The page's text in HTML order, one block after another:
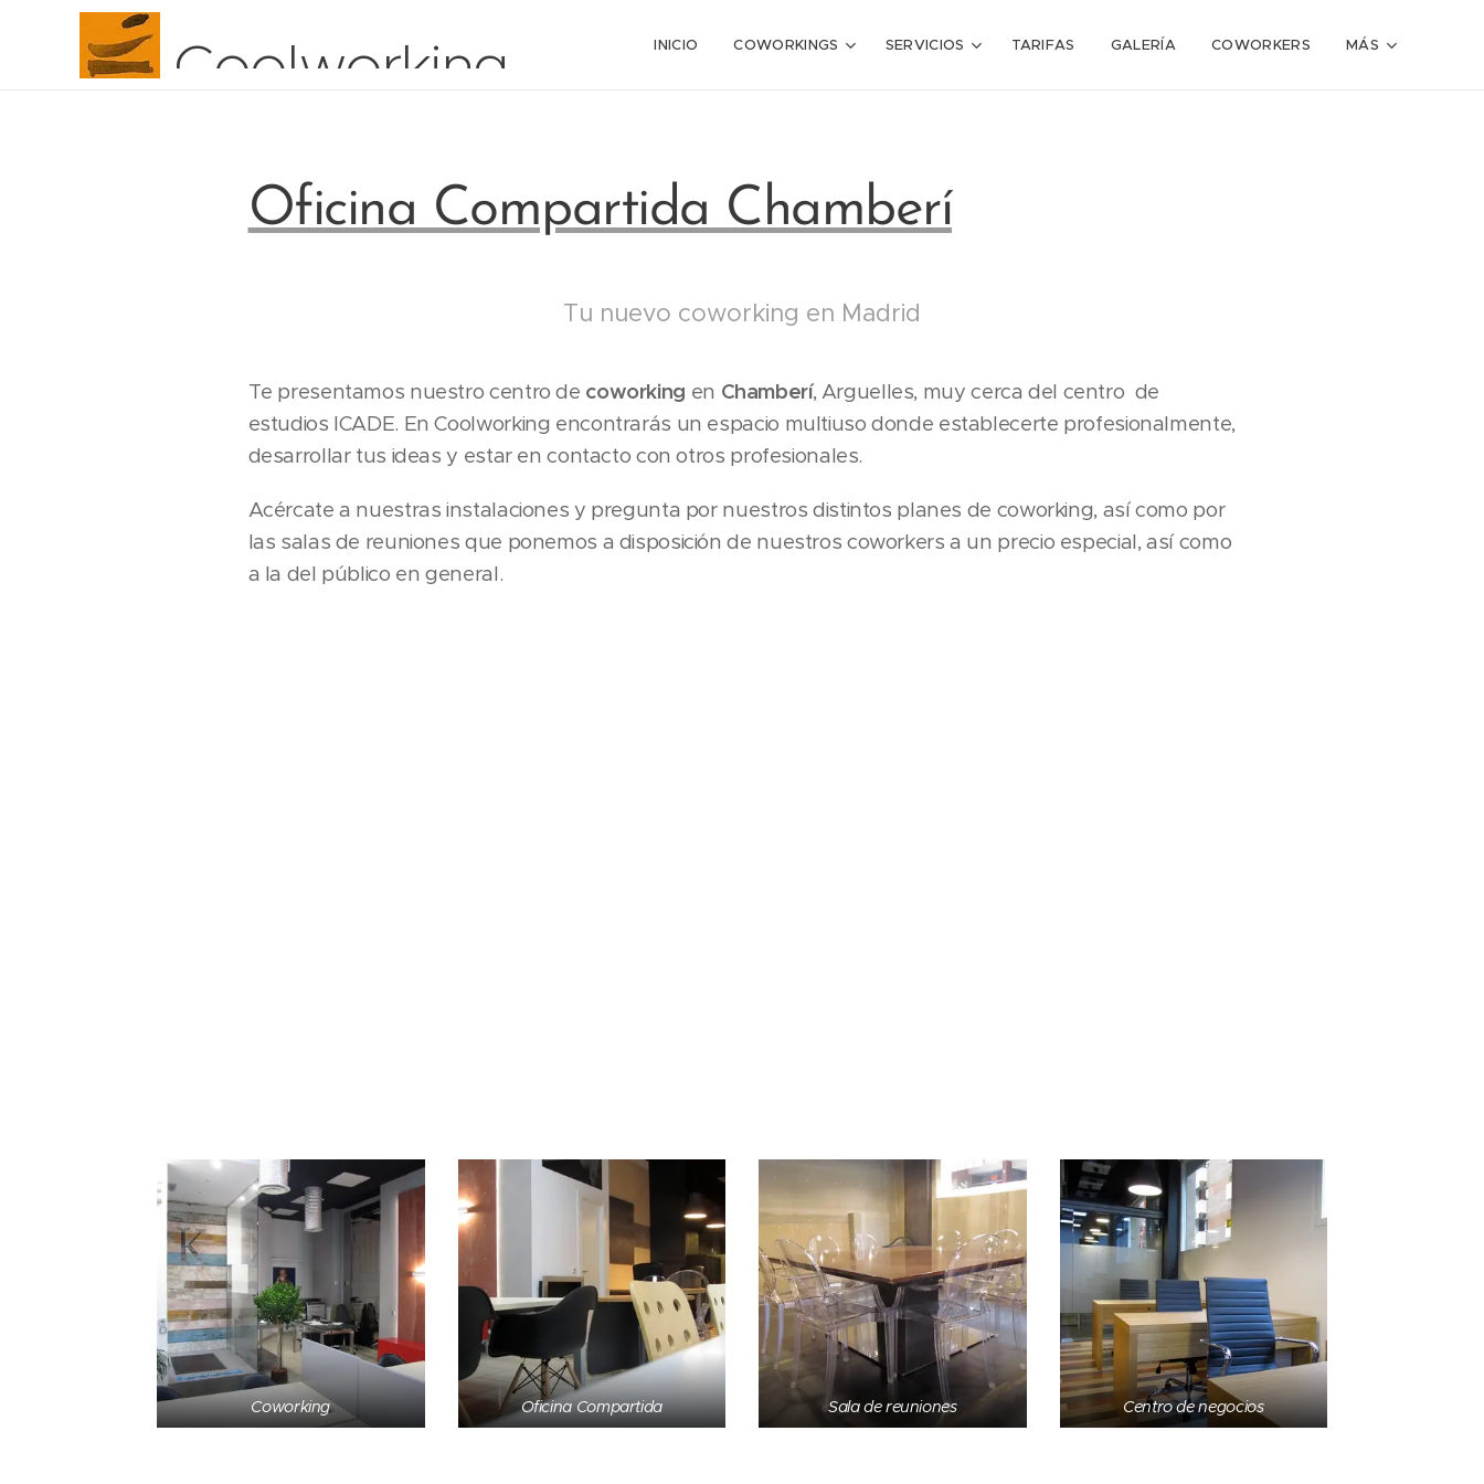
Coolworking INICIO COWORKINGS SERVICIOS TARIFAS GALERÍA COWORKERS MÁS
Oficina Compartida Chamberí
Tu nuevo coworking en Madrid
Te presentamos nuestro centro de coworking en Chamberí, Arguelles, muy cerca del centro de
estudios ICADE. En Coolworking encontrarás un espacio multiuso donde establecerte profesionalmente,
desarrollar tus ideas y estar en contacto con otros profesionales.
Acércate a nuestras instalaciones y pregunta por nuestros distintos planes de coworking, así como por
las salas de reuniones que ponemos a disposición de nuestros coworkers a un precio especial, así como
a la del público en general.
Coworking Oficina Compartida Sala de reuniones Centro de negocios